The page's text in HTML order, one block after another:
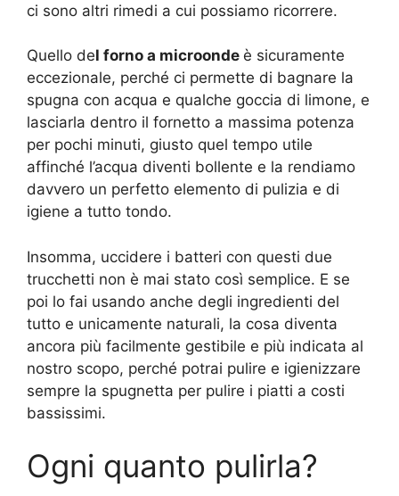
ci sono altri rimedi a cui possiamo ricorrere.
Quello del forno a microonde è sicuramente
eccezionale, perché ci permette di bagnare la
spugna con acqua e qualche goccia di limone, e
lasciarla dentro il fornetto a massima potenza
per pochi minuti, giusto quel tempo utile
affinché l’acqua diventi bollente e la rendiamo
davvero un perfetto elemento di pulizia e di
igiene a tutto tondo.
Insomma, uccidere i batteri con questi due
trucchetti non è mai stato così semplice. E se
poi lo fai usando anche degli ingredienti del
tutto e unicamente naturali, la cosa diventa
ancora più facilmente gestibile e più indicata al
nostro scopo, perché potrai pulire e igienizzare
sempre la spugnetta per pulire i piatti a costi
bassissimi.
Ogni quanto pulirla?